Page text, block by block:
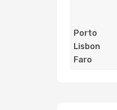
Porto
Lisbon
Faro